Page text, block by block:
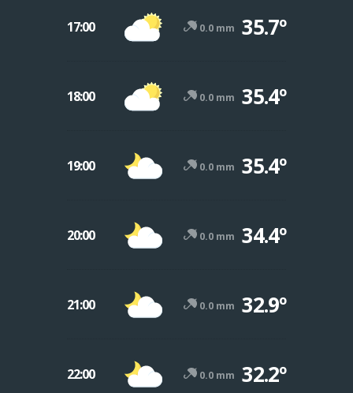
17:00 0.0 mm 35.7º
18:00 0.0 mm 35.4º
19:00 0.0 mm 35.4º
20:00 0.0 mm 34.4º
21:00 0.0 mm 32.9º
22:00 0.0 mm 32.2º